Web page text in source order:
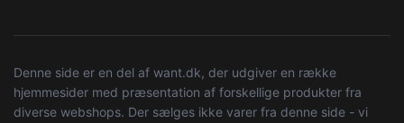
Denne side er en del af want.dk, der udgiver en række
hjemmesider med præsentation af forskellige produkter fra
diverse webshops. Der sælges ikke varer fra denne side - vi